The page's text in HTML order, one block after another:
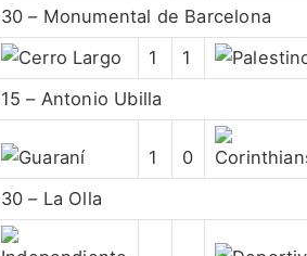
– Monumental de Barcelona
1
1
– Antonio Ubilla
1
0
– La Olla